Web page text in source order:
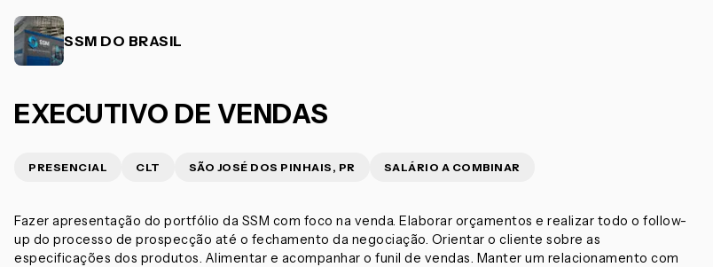
SSM DO BRASIL
EXECUTIVO DE VENDAS
PRESENCIAL CLT SÃO JOSÉ DOS PINHAIS, PR SALÁRIO A COMBINAR
Fazer apresentação do portfólio da SSM com foco na venda. Elaborar orçamentos e realizar todo o follow-
up do processo de prospecção até o fechamento da negociação. Orientar o cliente sobre as
especificações dos produtos. Alimentar e acompanhar o funil de vendas. Manter um relacionamento com